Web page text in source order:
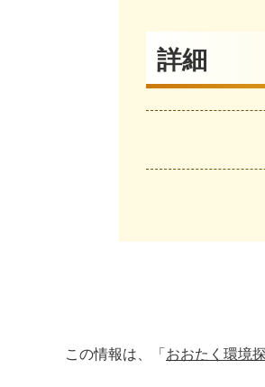
詳細
この情報は、「 おおたく環境